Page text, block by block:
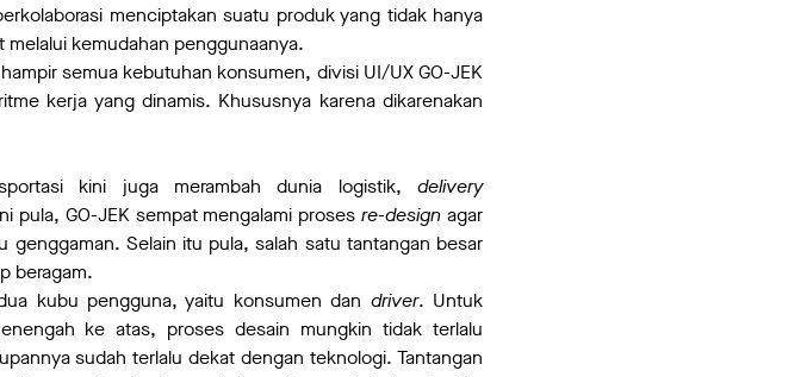
menciptakan suatu produk yang tidak hanya
melalui kemudahan penggunaanya.
semua kebutuhan konsumen, divisi UI/UX GO-JEK
kerja yang dinamis. Khususnya karena dikarenakan
kini juga merambah dunia logistik, delivery
pula, GO-JEK sempat mengalami prosesre-design agar
Selain itu pula, salah satu tantangan besar
beragam.
kubu pengguna, yaitu konsumen dan driver. Untuk
ke atas, proses desain mungkin tidak terlalu
sudah terlalu dekat dengan teknologi. Tantangan